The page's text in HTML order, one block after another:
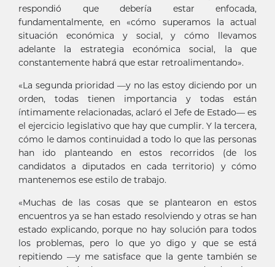
respondió que debería estar enfocada,
fundamentalmente, en «cómo superamos la actual
situación económica y social, y cómo llevamos
adelante la estrategia económica social, la que
constantemente habrá que estar retroalimentando».
«La segunda prioridad —y no las estoy diciendo por un
orden, todas tienen importancia y todas están
íntimamente relacionadas, aclaró el Jefe de Estado— es
el ejercicio legislativo que hay que cumplir. Y la tercera,
cómo le damos continuidad a todo lo que las personas
han ido planteando en estos recorridos (de los
candidatos a diputados en cada territorio) y cómo
mantenemos ese estilo de trabajo.
«Muchas de las cosas que se plantearon en estos
encuentros ya se han estado resolviendo y otras se han
estado explicando, porque no hay solución para todos
los problemas, pero lo que yo digo y que se está
repitiendo —y me satisface que la gente también se